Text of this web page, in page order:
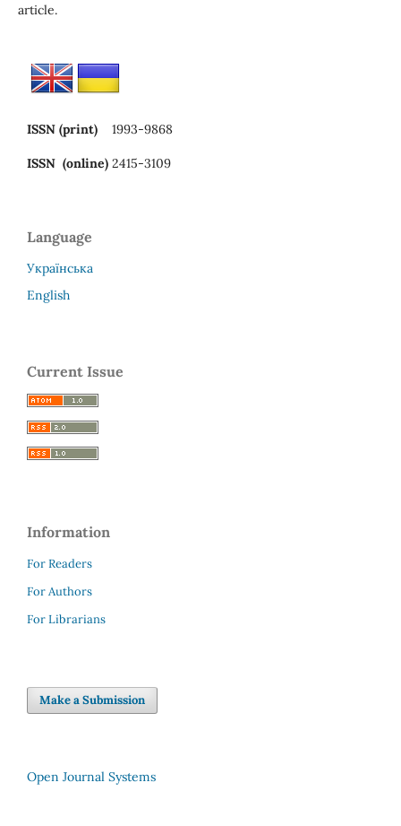
article.
ISSN (print) 1993-9868
ISSN (online) 2415-3109
Language
Українська
English
Current Issue
Information
For Readers
For Authors
For Librarians
Make a Submission
Open Journal Systems